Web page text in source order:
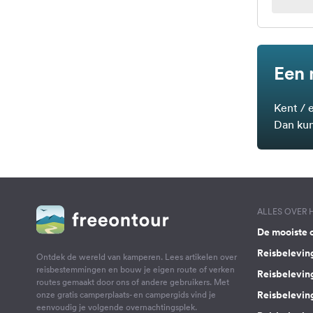
Kent /
Dan
Ontdek de wereld van kamperen. Lees artikelen over
reisbestemmingen en bouw je eigen route of verken
routes gemaakt door ons of andere gebruikers. Met
onze gratis camperplaats- en campergids vind je
eenvoudig je volgende overnachtingsplek.
ALLES OVER
De mooiste